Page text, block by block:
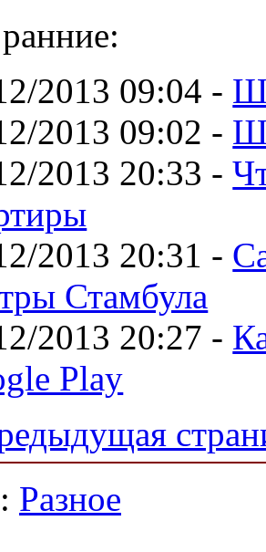
2013 09:04 -
2013 09:02 -
2013 20:33 -
2013 20:31 -
Стамбула
2013 20:27 -
Play
Разное